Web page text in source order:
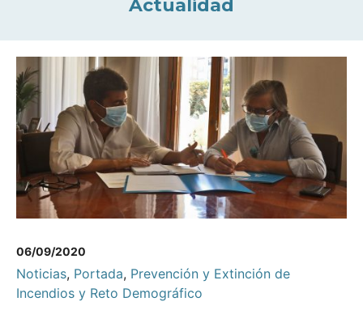
Actualidad
06/09/2020
Noticias, Portada, Prevención y Extinción de
Incendios y Reto Demográfico